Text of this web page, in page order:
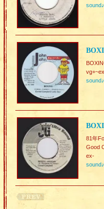
sound♪
sound♪
81年
Good
ex-
sound♪